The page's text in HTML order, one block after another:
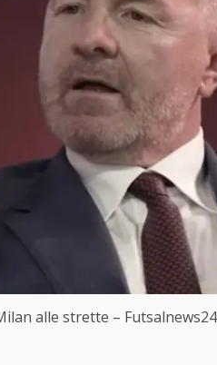
alle strette –